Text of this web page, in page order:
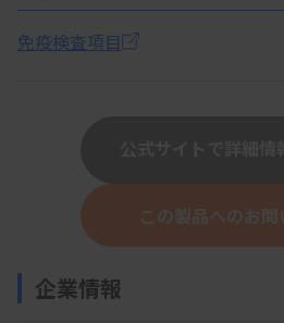
免疫検査項目
この製品へのお問
企業情報